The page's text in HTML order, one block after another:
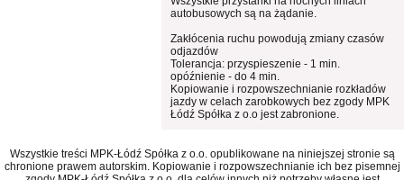
autobusowych są na żądanie.
Zakłócenia ruchu powodują zmiany czasów
odjazdów
Tolerancja: przyspieszenie - 1 min.
opóźnienie - do 4 min.
Kopiowanie i rozpowszechnianie rozkładów
jazdy w celach zarobkowych bez zgody MPK
Łódź Spółka z o.o jest zabronione.
Wszystkie treści MPK-Łódź Spółka z o.o. opublikowane na niniejszej stronie są
chronione prawem autorskim. Kopiowanie i rozpowszechnianie ich bez pisemnej